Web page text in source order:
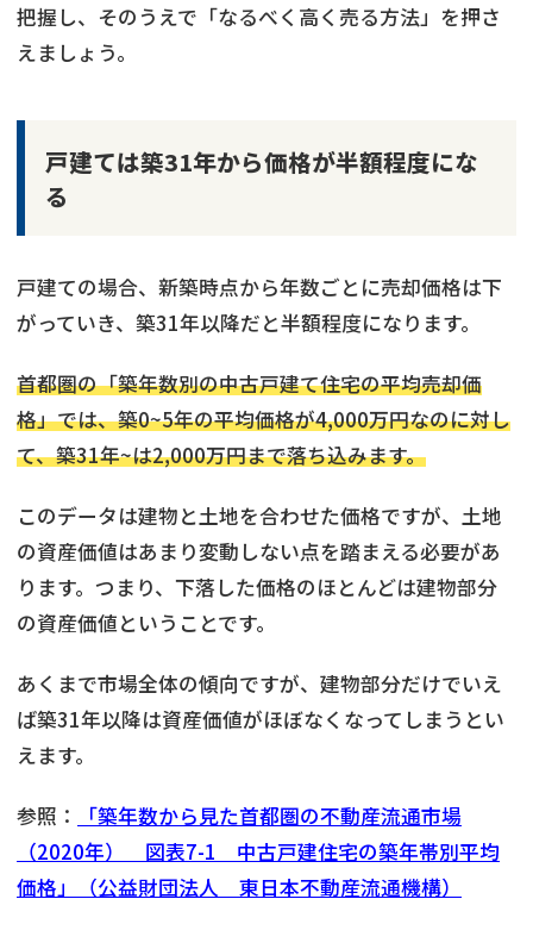
把握し、そのうえで「なるべく高く売る方法」を押さ
えましょう。
戸建ては築31年から価格が半額程度にな
る
戸建ての場合、新築時点から年数ごとに売却価格は下
がっていき、築31年以降だと半額程度になります。
首都圏の「築年数別の中古戸建て住宅の平均売却価
格」では、築0~5年の平均価格が4,000万円なのに対し
て、築31年~は2,000万円まで落ち込みます。
このデータは建物と土地を合わせた価格ですが、土地
の資産価値はあまり変動しない点を踏まえる必要があ
ります。つまり、下落した価格のほとんどは建物部分
の資産価値ということです。
あくまで市場全体の傾向ですが、建物部分だけでいえ
ば築31年以降は資産価値がほぼなくなってしまうとい
えます。
参照：
「築年数から見た首都圏の不動産流通市場
（2020年） 図表7-1 中古戸建住宅の築年帯別平均
価格」（公益財団法人 東日本不動産流通機構）